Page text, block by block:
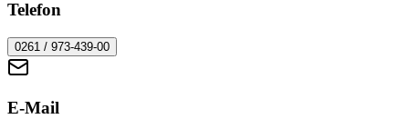
Telefon
0261 / 973-439-00
E-Mail